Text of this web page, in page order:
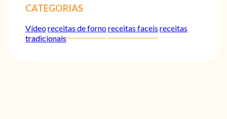
CATEGORIAS
Vídeoreceitas de fornoreceitas faceis receitas
tradicionais